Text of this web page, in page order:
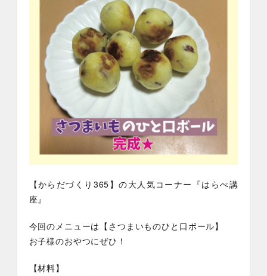
【からだづくり365】の大人気コーナー『はらぺ講
座』
今回のメニューは【さつまいものひと口ボール】
お子様のおやつにぜひ！
【材料】